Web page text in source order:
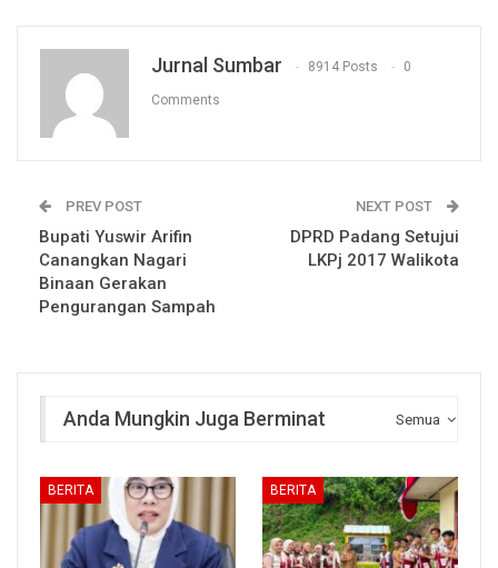
Jurnal Sumbar 8914 Posts 0
Comments
PREV POST
Bupati Yuswir Arifin
Canangkan Nagari
Binaan Gerakan
Pengurangan Sampah
NEXT POST
DPRD Padang Setujui
LKPj 2017 Walikota
Semua
Anda Mungkin Juga Berminat
BERITA BERITA